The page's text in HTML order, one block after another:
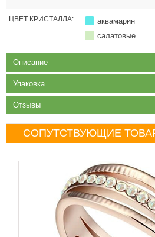
ЦВЕТ КРИСТАЛЛА:
аквамарин
салатовые
Описание
Упаковка
Отзывы
СОПУТСТВУЮЩИЕ